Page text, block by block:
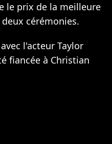
le prix de la meilleure
cérémonies.
l'acteur Taylor
fiancée à Christian